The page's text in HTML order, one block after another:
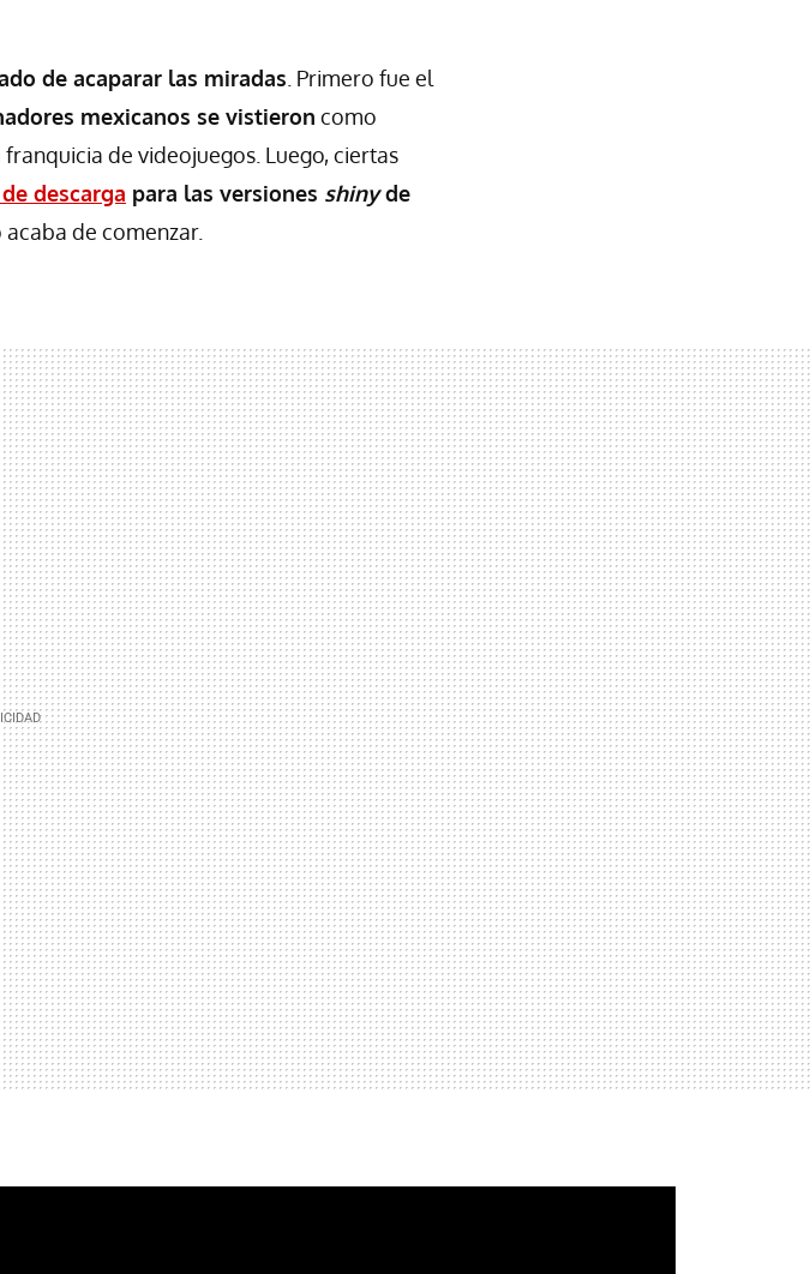
de acaparar las miradas . Primero fue el
mexicanos se vistieron como
de videojuegos. Luego, ciertas
descarga para las versiones shinyde
acaba de comenzar.